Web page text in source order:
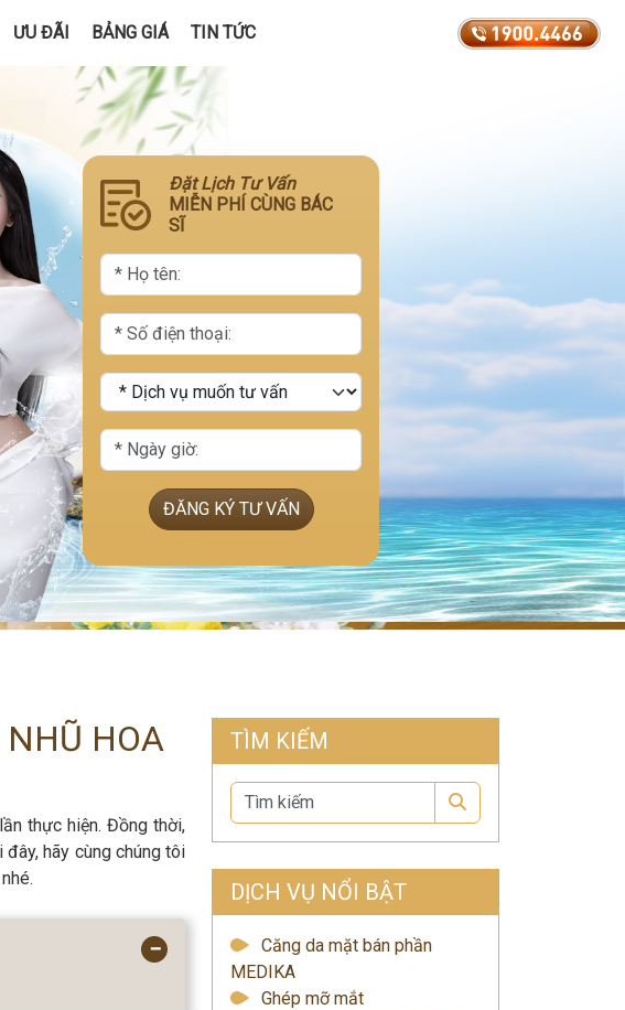
ƯU ĐÃI BẢNG GIÁ TIN TỨC
Đặt Lịch Tư Vấn
MIỄN PHÍ CÙNG BÁC
SĨ
ĐĂNG KÝ TƯ VẤN
HOA
thực hiện. Đồng thời,
hãy cùng chúng tôi
−
TÌM KIẾM
DỊCH VỤ NỔI BẬT
Căng da mặt bán phần
MEDIKA
Ghép mỡ mắt